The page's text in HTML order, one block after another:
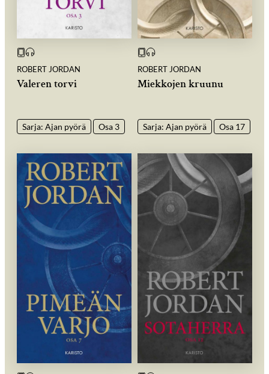
ROBERT JORDAN
Valeren torvi
Sarja: Ajan pyörä Osa 3
ROBERT JORDAN
Miekkojen kruunu
Sarja: Ajan pyörä Osa 17